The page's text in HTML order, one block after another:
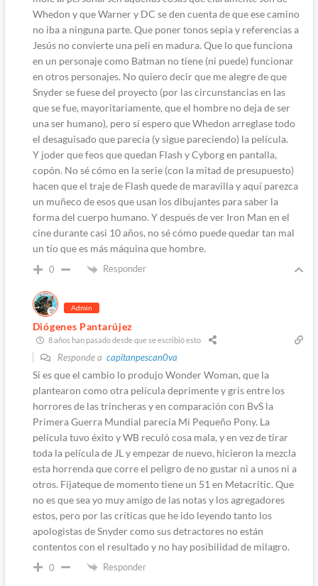
Whedon y que Warner y DC se den cuenta de que ese camino
no iba a ninguna parte. Que poner tonos sepia y referencias a
Jesús no convierte una peli en madura. Que lo que funciona
en un personaje como Batman no tiene (ni puede) funcionar
en otros personajes. No quiero decir que me alegre de que
Snyder se fuese del proyecto (por las circunstancias en las
que se fue, mayoritariamente, que el hombre no deja de ser
una ser humano), pero sí espero que Whedon arreglase todo
el desaguisado que parecía (y sigue pareciendo) la película.
Y joder que feos que quedan Flash y Cyborg en pantalla,
copón. No sé cómo en la serie (con la mitad de presupuesto)
hacen que el traje de Flash quede de maravilla y aquí parezca
un muñeco de esos que usan los dibujantes para saber la
forma del cuerpo humano. Y después de ver Iron Man en el
cine durante casi 10 años, no sé cómo puede quedar tan mal
un tío que es más máquina que hombre.
0 Responder
Admin
Diógenes Pantarújez
8 años han pasado desde que se escribió esto
Responde a capitanpescan0va
Si es que el cambio lo produjo Wonder Woman, que la
plantearon como otra película deprimente y gris entre los
horrores de las trincheras y en comparación con BvS la
Primera Guerra Mundial parecía Mi Pequeño Pony. La
película tuvo éxito y WB reculó cosa mala, y en vez de tirar
toda la película de JL y empezar de nuevo, hicieron la mezcla
esta horrenda que corre el peligro de no gustar ni a unos ni a
otros. Fíjateque de momento tiene un 51 en Metacritic. Que
no es que sea yo muy amigo de las notas y los agregadores
estos, pero por las críticas que he ido leyendo tanto los
apologistas de Snyder como sus detractores no están
contentos con el resultado y no hay posibilidad de milagro.
0 Responder